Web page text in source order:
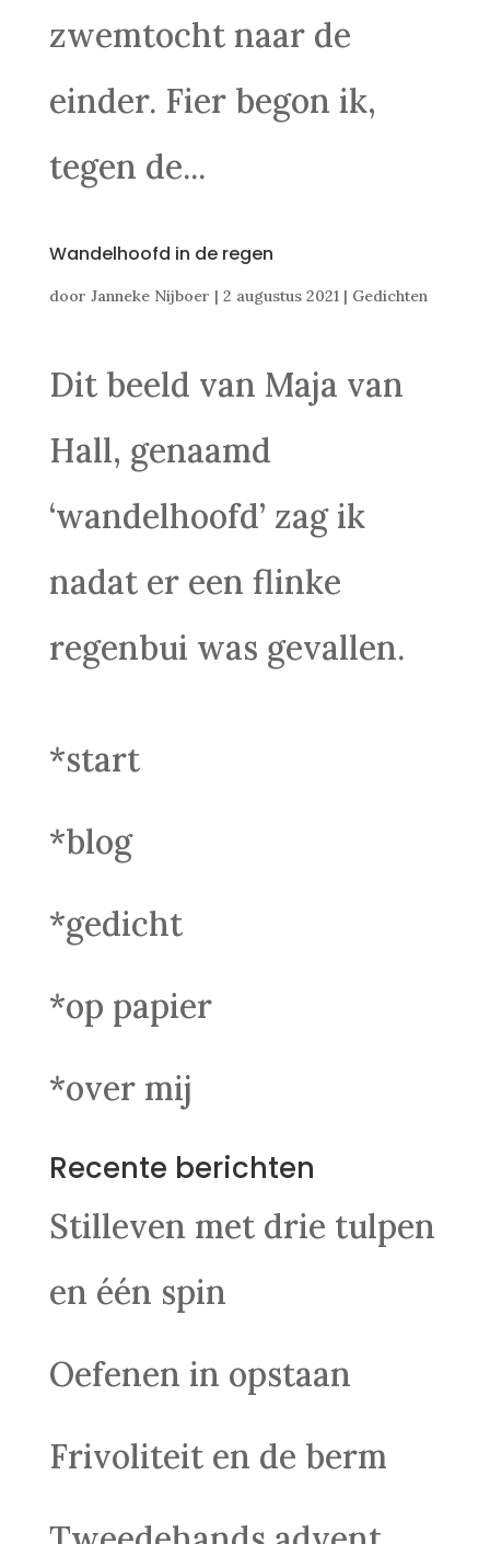
zwemtocht naar de
einder. Fier begon ik,
tegen de...
Wandelhoofd in de regen
door Janneke Nijboer | 2 augustus 2021| Gedichten
Dit beeld van Maja van
Hall, genaamd
‘wandelhoofd’ zag ik
nadat er een flinke
regenbui was gevallen.
*start
*blog
*gedicht
*op papier
*over mij
Recente berichten
Stilleven met drie tulpen
en één spin
Oefenen in opstaan
Frivoliteit en de berm